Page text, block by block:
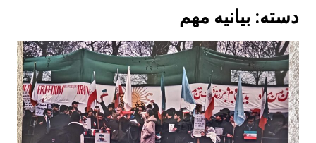
دسته: بیانیه مهم